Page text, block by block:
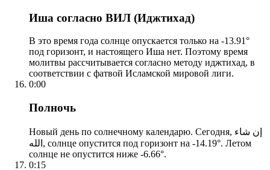
Иша согласно ВИЛ (Иджтихад)
В это время года солнце опускается только на -13.91°
под горизонт, и настоящего Иша нет. Поэтому время
молитвы рассчитывается согласно методу иджтихад, в
соответствии с фатвой Исламской мировой лиги.
0:00
Полночь
Новый день по солнечному календарю. Сегодня, إن شاء
الله, солнце опустится под горизонт на -14.19°. Летом
солнце не опустится ниже -6.66°.
0:15